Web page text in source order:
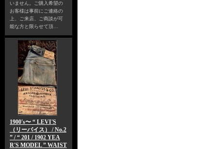
いません。ご購入希望の
お客様は事前にご連絡の
上、ご来店、ご商談が可
能な方と限らせて頂…
1900's〜 “ LEVI'S
（リーバイス） / No.2
” / “ 201 / 1902 YEA
R'S MODEL ” WAIST